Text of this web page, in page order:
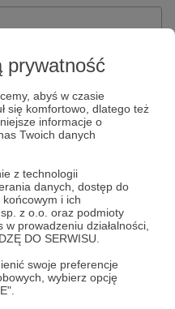
prywatność
abyś w czasie
się komfortowo, dlatego też
informacje o
Twoich danych
z technologii
danych, dostęp do
i ich
z o.o. oraz podmioty
prowadzeniu działalności,
DO SERWISU.
swoje preferencje
wybierz opcję
oraz
platformie oraz
zautomatyzowanemu
Twoich danych
niepełnoletnich możliwa
formularza "Zgodna na
formularz
Patronite.pl.
serwisu oraz